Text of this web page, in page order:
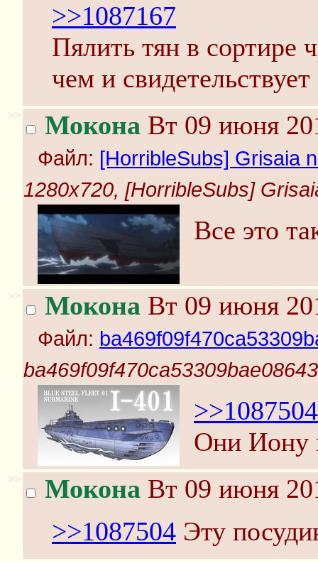
>>1087167
Пялить тян в сортире
чем и
>> Мокона Вт 09 июня
Файл: [HorribleSubs] Grisaia
1280x720, [HorribleSubs]
Все это
>> Мокона Вт 09 июня
Файл:
>>1087504
Они Иону
>> Мокона Вт 09 июня
>>1087504 Эту